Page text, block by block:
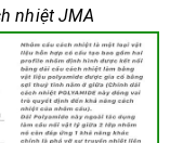
nhiệt JMA